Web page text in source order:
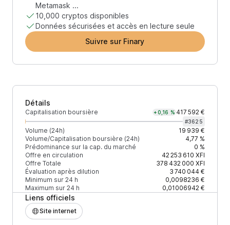
Metamask ...
10,000 cryptos disponibles
Données sécurisées et accès en lecture seule
Suivre sur Finary
Détails
Capitalisation boursière +0,16 % 417 592 €
#3625
Volume (24h)
19 939 €
Volume/Capitalisation boursière (24h)
4,77 %
Prédominance sur la cap. du marché
0 %
Offre en circulation
42 253 610 XFI
Offre Totale
378 432 000 XFI
Évaluation après dilution
3 740 044 €
Minimum sur 24 h
0,0098236 €
Maximum sur 24 h
0,01006942 €
Liens officiels
Site internet